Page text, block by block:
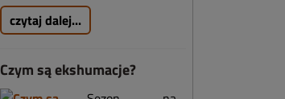
czytaj dalej...
Czym są ekshumacje?